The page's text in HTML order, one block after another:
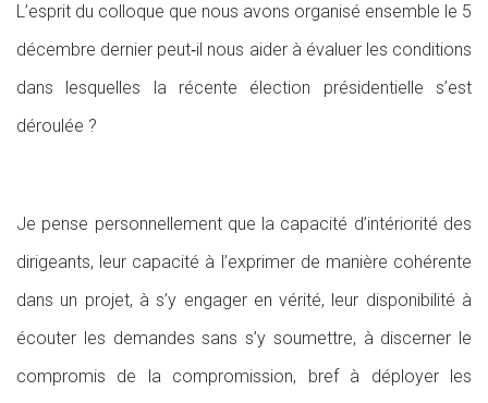
L’esprit du colloque que nous avons organisé ensemble le 5
décembre dernier peut‑il nous aider à évaluer les conditions
dans lesquelles la récente élection présidentielle s’est
déroulée ?
Je pense personnellement que la capacité d’intériorité des
dirigeants, leur capacité à l’exprimer de manière cohérente
dans un projet, à s’y engager en vérité, leur disponibilité à
écouter les demandes sans s’y soumettre, à discerner le
compromis de la compromission, bref à déployer les